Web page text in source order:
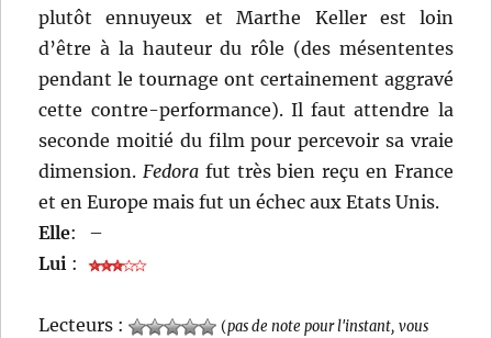
plutôt ennuyeux et Marthe Keller est loin
d’être à la hauteur du rôle (des mésententes
pendant le tournage ont certainement aggravé
cette contre-performance). Il faut attendre la
seconde moitié du film pour percevoir sa vraie
dimension.Fedora fut très bien reçu en France
et en Europe mais fut un échec aux Etats Unis.
Elle:
–
Lui :
Lecteurs : (pas de note pour l'instant, vous